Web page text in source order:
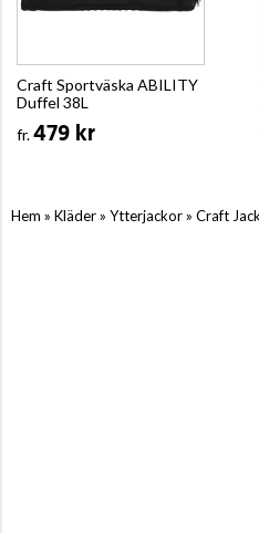
Craft Sportväska ABILITY
Duffel 38L
fr.479 kr
Hem » Kläder» Ytterjackor» Craft